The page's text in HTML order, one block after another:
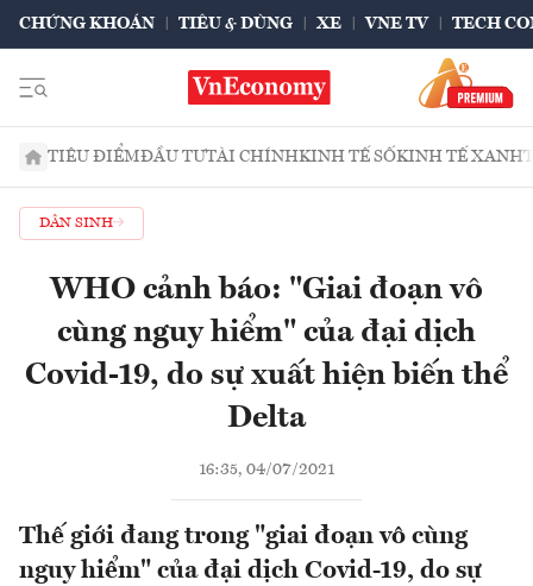
CHỨNG KHOÁN TIÊU & DÙNG XE VNE TV TECH
TIÊU ĐIỂMĐẦU TƯTÀI CHÍNHKINH TẾ SỐKINH TẾ XANH
DÂN SINH
WHO cảnh báo: "Giai đoạn vô
cùng nguy hiểm" của đại dịch
Covid-19, do sự xuất hiện biến thể
Delta
16:35, 04/07/2021
Thế giới đang trong "giai đoạn vô cùng
nguy hiểm" của đại dịch Covid-19, do sự